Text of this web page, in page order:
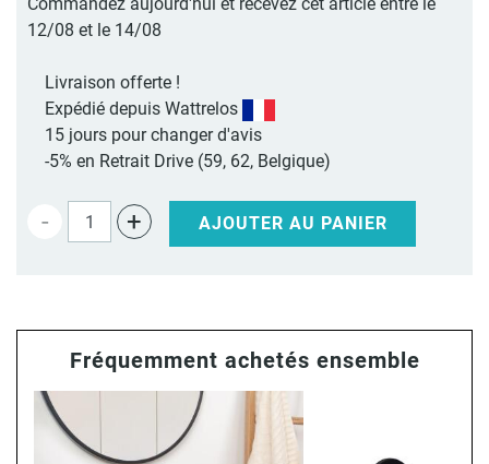
12/08 et le 14/08
Livraison offerte !
Expédié depuis Wattrelos
15 jours pour changer d'avis
-5% en Retrait Drive (59, 62, Belgique)
- + AJOUTER AU PANIER
Fréquemment achetés ensemble